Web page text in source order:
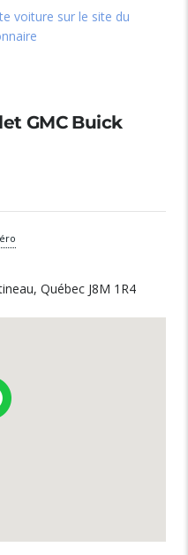
voiture sur le site du
GMC Buick
Québec J8M 1R4